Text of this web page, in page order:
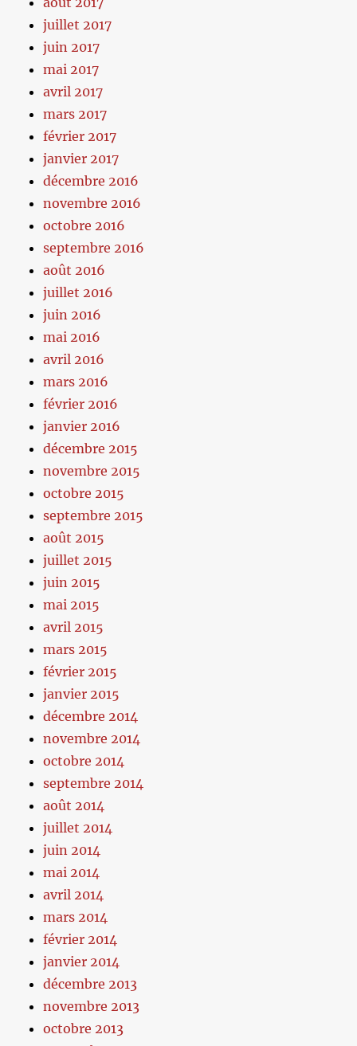
juillet 2017
juin 2017
mai 2017
avril 2017
mars 2017
février 2017
janvier 2017
décembre 2016
novembre 2016
octobre 2016
septembre 2016
août 2016
juillet 2016
juin 2016
mai 2016
avril 2016
mars 2016
février 2016
janvier 2016
décembre 2015
novembre 2015
octobre 2015
septembre 2015
août 2015
juillet 2015
juin 2015
mai 2015
avril 2015
mars 2015
février 2015
janvier 2015
décembre 2014
novembre 2014
octobre 2014
septembre 2014
août 2014
juillet 2014
juin 2014
mai 2014
avril 2014
mars 2014
février 2014
janvier 2014
décembre 2013
novembre 2013
octobre 2013